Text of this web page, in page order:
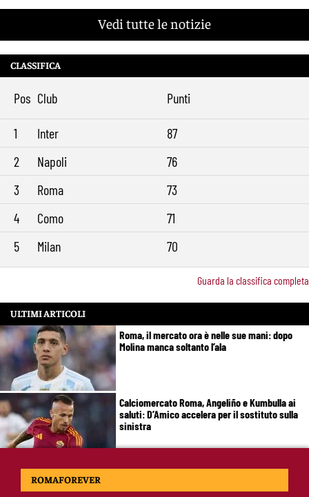
Vedi tutte le notizie
CLASSIFICA
Pos Club Punti
1 Inter
87
2
Napoli
76
3
Roma
73
4
Como
71
5
Milan 70
Guarda la classifica completa
ULTIMI ARTICOLI
Roma, il mercato ora è nelle sue mani: dopo
Molina manca soltanto l’ala
Calciomercato Roma, Angeliño e Kumbulla ai
saluti: D’Amico accelera per il sostituto sulla
sinistra
Roma, doppia cessione in Spagna: Angeliño al
ROMAFOREVER